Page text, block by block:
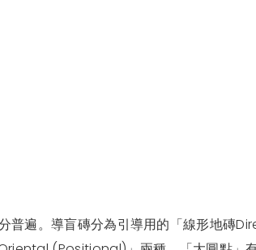
普遍。導盲磚分為引導用的「線形地磚